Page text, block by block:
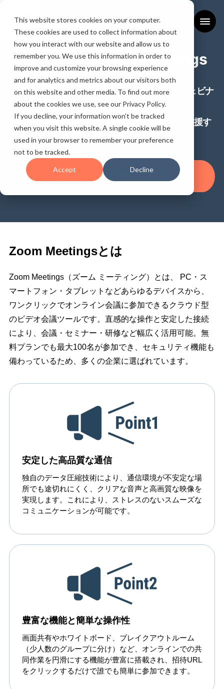
This website stores cookies on your computer.
These cookies are used to collect information about
how you interact with our website and allow us to
remember you. We use this information in order to
improve and customize your browsing experience
and for analytics and metrics about our visitors both
on this website and other media. To find out more
about the cookies we use, see our Privacy Policy.
If you decline, your information won’t be tracked
when you visit this website. A single cookie will be
used in your browser to remember your preference
not to be tracked.
Accept Decline
HubSpot × Zoom Meetings
Zoom Meetingsは、 高品質なビデオ会議やウェビナ
ー、AI機能による会議の要約や
タスクの自動化が可能となり、生産性向上を支援す
るプラットフォームです。
Zoom Meetingsとは
Zoom Meetings（ズーム ミーティング）とは、 PC・ス
マートフォン・タブレットなどあらゆるデバイスから、
ワンクリックでオンライン会議に参加できるクラウド型
のビデオ会議ツールです。直感的な操作と安定した接続
により、会議・セミナー・研修など幅広く活用可能。無
料プランでも最大100名が参加でき、セキュリティ機能も
備わっているため、多くの企業に選ばれています。
安定した高品質な通信
独自のデータ圧縮技術により、通信環境が不安定な場
所でも途切れにくく、クリアな音声と高画質な映像を
実現します。これにより、ストレスのないスムーズな
コミュニケーションが可能です。
豊富な機能と簡単な操作性
画面共有やホワイトボード、ブレイクアウトルーム
（少人数のグループに分け）など、オンラインでの共
同作業を円滑にする機能が豊富に搭載され、招待URL
をクリックするだけで誰でも簡単に参加できます。